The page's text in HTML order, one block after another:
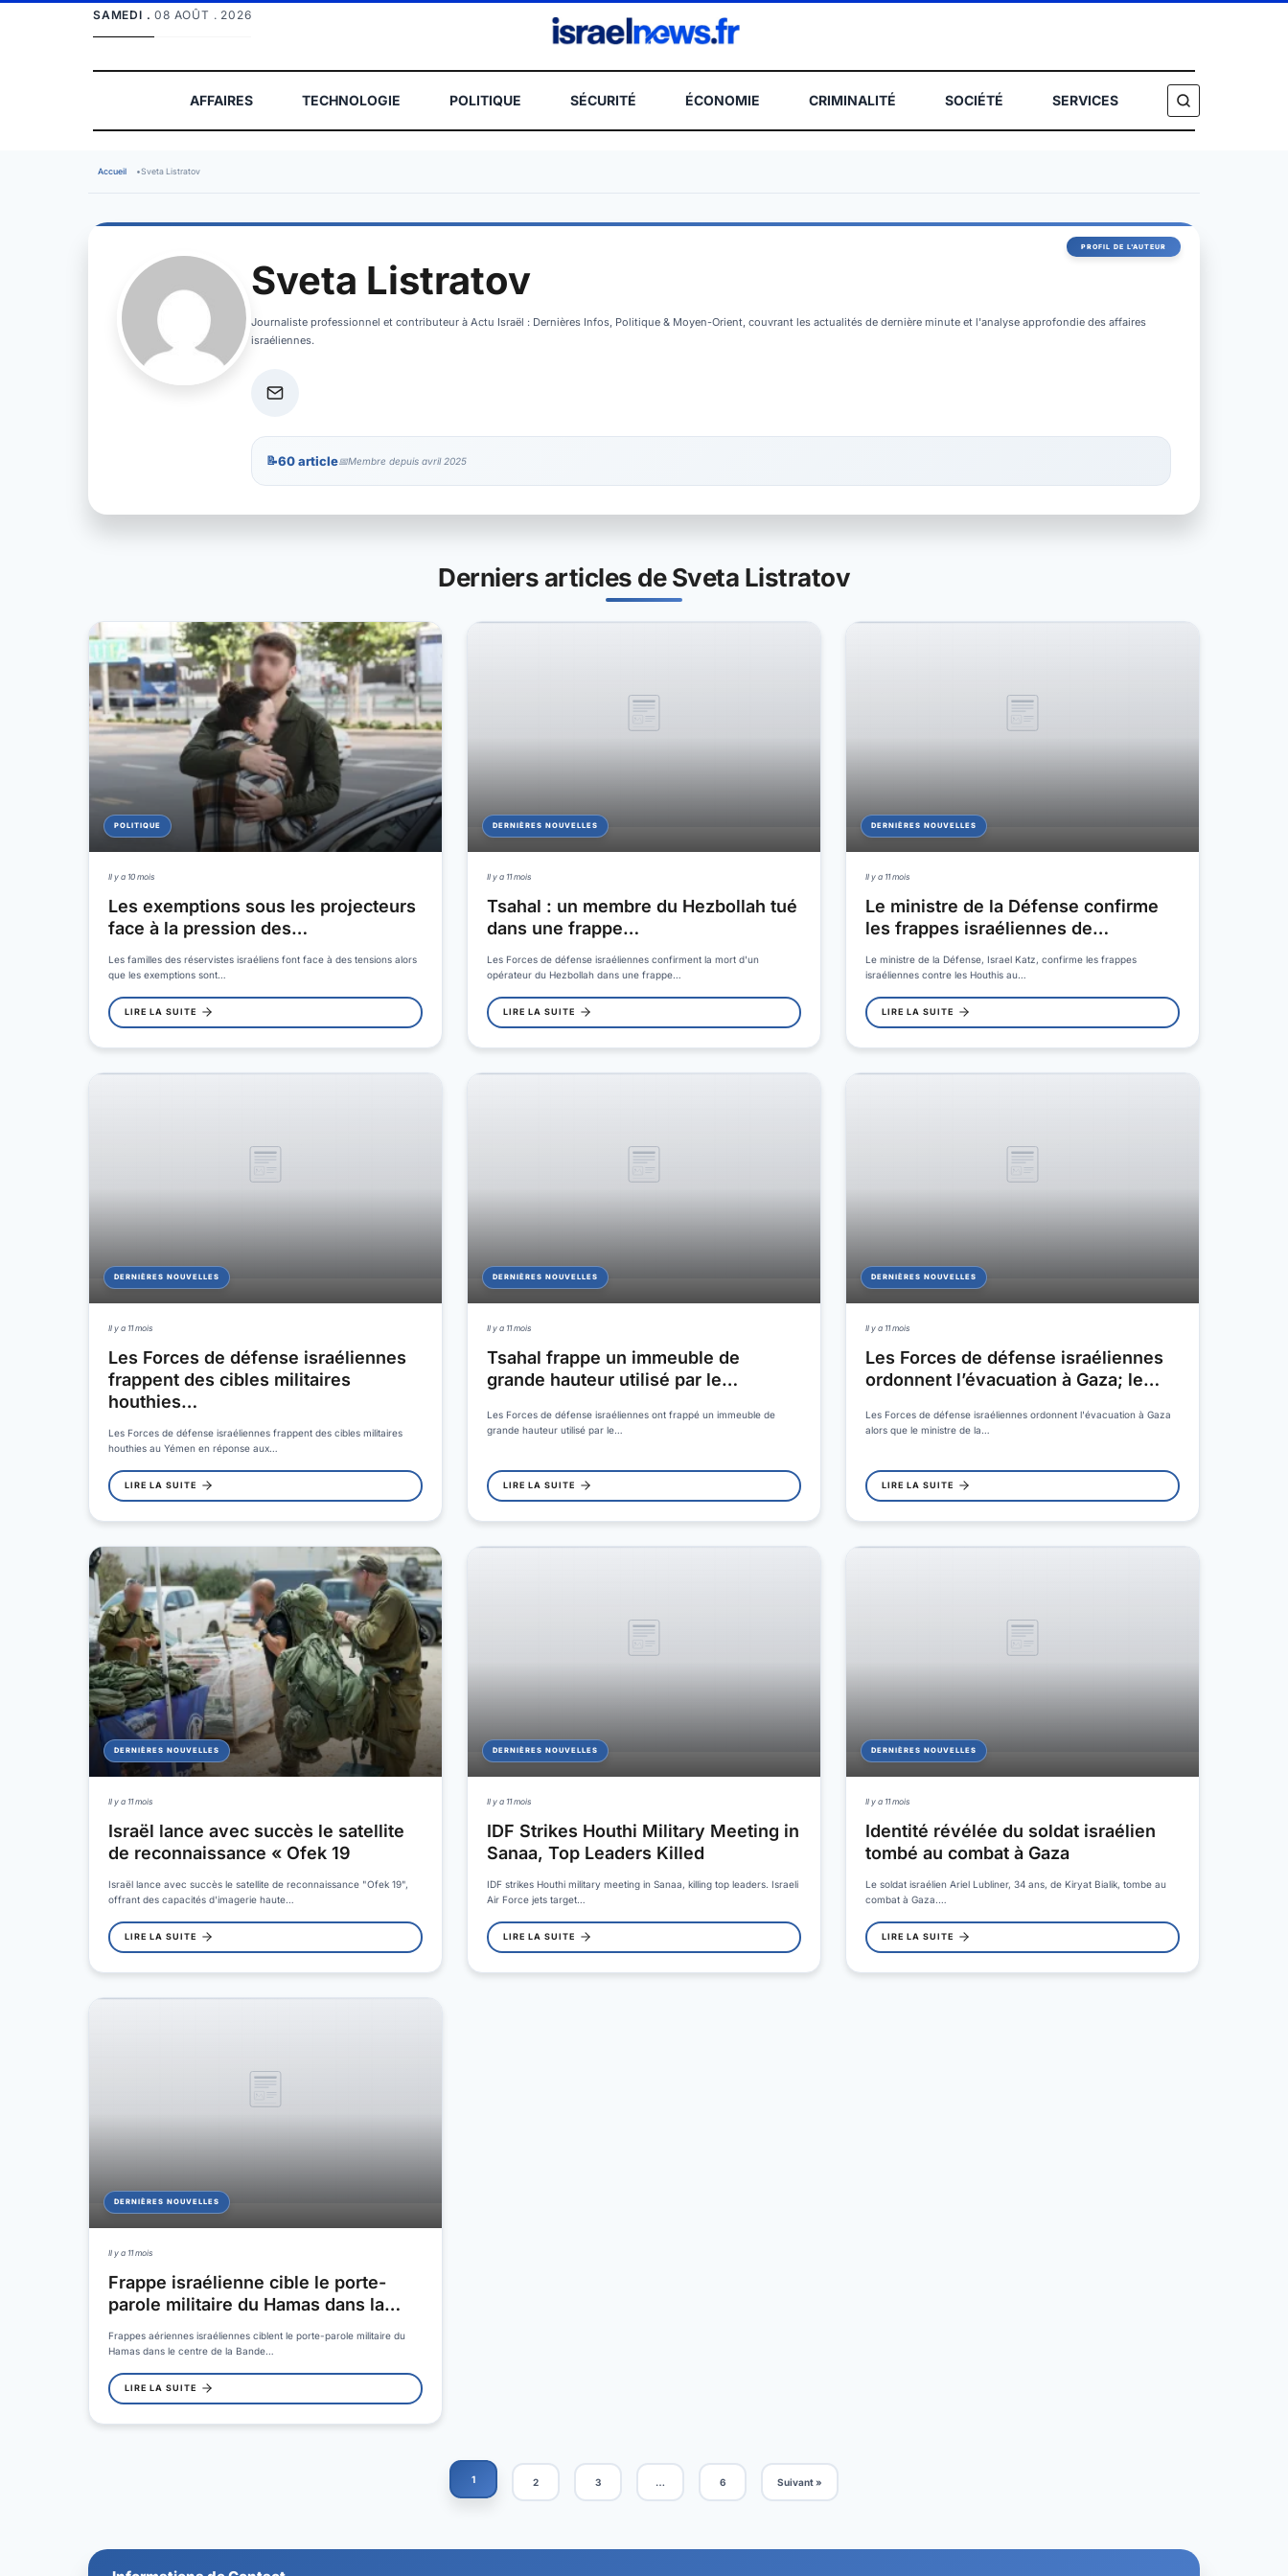
SAMEDI .08 AOÛT . 2026
AFFAIRES TECHNOLOGIE POLITIQUE SÉCURITÉ ÉCONOMIE CRIMINALITÉ SOCIÉTÉ SERVICES
Accueil •Sveta Listratov
Sveta Listratov
Journaliste professionnel et contributeur à Actu Israël : Dernières Infos, Politique & Moyen-Orient, couvrant les actualités de dernière minute et l'analyse approfondie des affaires
israéliennes.
60 article Membre depuis avril 2025
Derniers articles de Sveta Listratov
POLITIQUE
Il y a 10 mois
Les exemptions sous les projecteurs
face à la pression des…
Les familles des réservistes israéliens font face à des tensions alors
que les exemptions sont…
LIRE LA SUITE
DERNIÈRES NOUVELLES
Il y a 11 mois
Tsahal : un membre du Hezbollah tué
dans une frappe…
Les Forces de défense israéliennes confirment la mort d'un
opérateur du Hezbollah dans une frappe…
LIRE LA SUITE
DERNIÈRES NOUVELLES
Il y a 11 mois
Le ministre de la Défense confirme
les frappes israéliennes de…
Le ministre de la Défense, Israel Katz, confirme les frappes
israéliennes contre les Houthis au…
LIRE LA SUITE
DERNIÈRES NOUVELLES
Il y a 11 mois
Les Forces de défense israéliennes
frappent des cibles militaires
houthies…
Les Forces de défense israéliennes frappent des cibles militaires
houthies au Yémen en réponse aux…
LIRE LA SUITE
DERNIÈRES NOUVELLES
Il y a 11 mois
Tsahal frappe un immeuble de
grande hauteur utilisé par le…
Les Forces de défense israéliennes ont frappé un immeuble de
grande hauteur utilisé par le…
LIRE LA SUITE
DERNIÈRES NOUVELLES
Il y a 11 mois
Les Forces de défense israéliennes
ordonnent l’évacuation à Gaza; le…
Les Forces de défense israéliennes ordonnent l'évacuation à Gaza
alors que le ministre de la…
LIRE LA SUITE
DERNIÈRES NOUVELLES
Il y a 11 mois
Israël lance avec succès le satellite
de reconnaissance « Ofek 19
Israël lance avec succès le satellite de reconnaissance "Ofek 19",
offrant des capacités d'imagerie haute…
LIRE LA SUITE
DERNIÈRES NOUVELLES
Il y a 11 mois
IDF Strikes Houthi Military Meeting in
Sanaa, Top Leaders Killed
IDF strikes Houthi military meeting in Sanaa, killing top leaders. Israeli
Air Force jets target…
LIRE LA SUITE
DERNIÈRES NOUVELLES
Il y a 11 mois
Identité révélée du soldat israélien
tombé au combat à Gaza
Le soldat israélien Ariel Lubliner, 34 ans, de Kiryat Bialik, tombe au
combat à Gaza.…
LIRE LA SUITE
DERNIÈRES NOUVELLES
Il y a 11 mois
Frappe israélienne cible le porte-
parole militaire du Hamas dans la…
Frappes aériennes israéliennes ciblent le porte-parole militaire du
Hamas dans le centre de la Bande…
LIRE LA SUITE
1 2 3 … 6 Suivant »